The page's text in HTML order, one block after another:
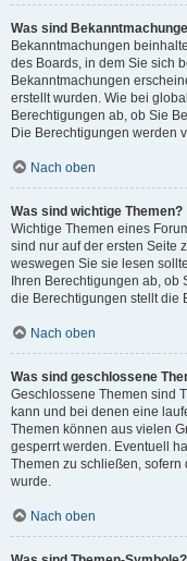
Was sind
Bekanntmachungen
des Boards, in dem Sie sich
Bekanntmachungen
erstellt wurden. Wie bei
Berechtigungen ab, ob Sie
Die Berechtigungen werden
Nach oben
Was sind wichtige Themen?
Wichtige Themen eines
sind nur auf der ersten Seite
weswegen Sie sie lesen
Ihren Berechtigungen ab,
die Berechtigungen stellt die
Nach oben
Was sind geschlossene
Geschlossene Themen sind
kann und bei denen eine
Themen können aus vielen
gesperrt werden. Eventuell
Themen zu schließen,
wurde.
Nach oben